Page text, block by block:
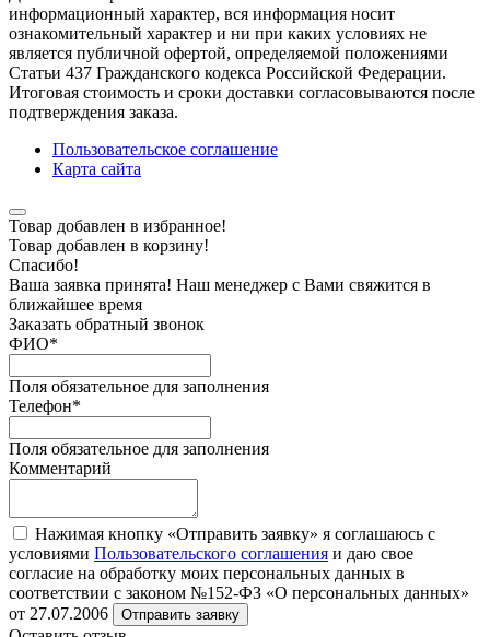
информационный характер, вся информация носит
ознакомительный характер и ни при каких условиях не
является публичной офертой, определяемой положениями
Статьи 437 Гражданского кодекса Российской Федерации.
Итоговая стоимость и сроки доставки согласовываются после
подтверждения заказа.
Пользовательское соглашение
Карта сайта
Товар добавлен в избранное!
Товар добавлен в корзину!
Спасибо!
Ваша заявка принята! Наш менеджер с Вами свяжится в
ближайшее время
Заказать обратный звонок
ФИО*
Поля обязательное для заполнения
Телефон*
Поля обязательное для заполнения
Комментарий
Нажимая кнопку «Отправить заявку» я соглашаюсь с
условиями Пользовательского соглашения и даю свое
согласие на обработку моих персональных данных в
соответствии с законом №152-ФЗ «О персональных данных»
от 27.07.2006
Отправить заявку